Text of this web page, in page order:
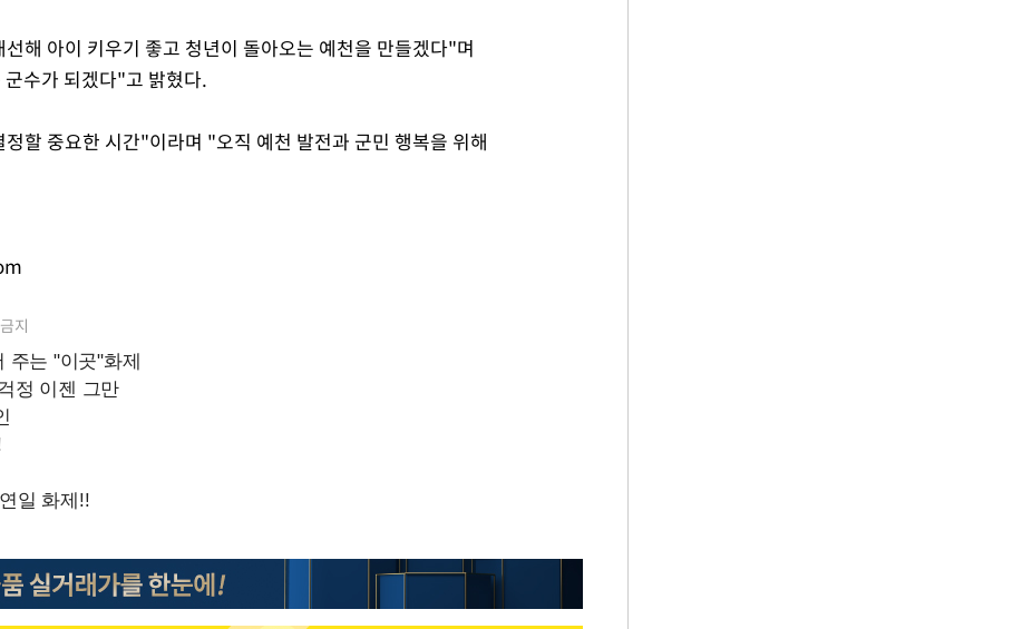
해 아이 키우기 좋고 청년이 돌아오는 예천을 만들겠다"며
수가 되겠다"고 밝혔다.
할 중요한 시간"이라며 "오직 예천 발전과 군민 행복을 위해
지